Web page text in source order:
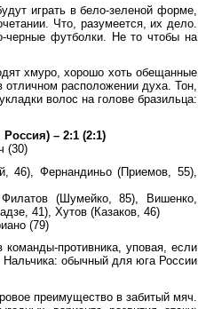
играть в бело-зеленой форме,
Что, разумеется, их дело.
черные футболки. Не то чтобы на
хмуро, хорошо хоть обещанные
отличном расположении духа. Тон,
волос на голове бразильца:
– 2:1 (2:1)
(30)
46), Фернандиньо (Приемов, 55),
(Шумейко, 85), Вишенко,
41), Хутов (Казаков, 46)
(79)
команды-противника, уповая, если
Нальчика: обычный для юга России
преимущество в забитый мяч.